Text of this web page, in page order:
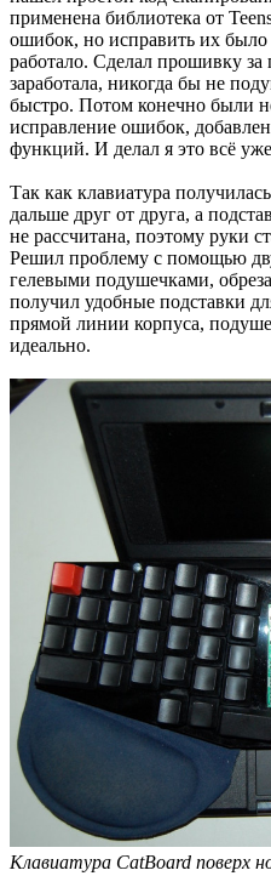
применена библиотека от
ошибок, но исправить их было
работало. Сделал прошивку за
заработала, никогда бы не
быстро. Потом конечно были
исправление ошибок,
функций. И делал я это всё
Так как клавиатура
дальше друг от друга, а
не рассчитана, поэтому руки
Решил проблему с помощью
гелевыми подушечками,
получил удобные подставки
прямой линии корпуса,
идеально.
Клавиатура CatBoard поверх